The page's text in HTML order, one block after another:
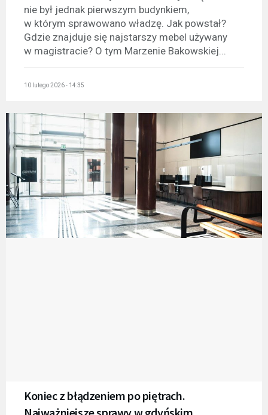
nie był jednak pierwszym budynkiem,
w którym sprawowano władzę. Jak powstał?
Gdzie znajduje się najstarszy mebel używany
w magistracie? O tym Marzenie Bakowskiej...
10 lutego 2026 - 14:35
Koniec z błądzeniem po piętrach.